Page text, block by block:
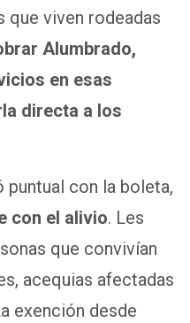
que viven rodeadas
Alumbrado,
en esas
directa a los
puntual con la boleta,
con el alivio. Les
que convivían
acequias afectadas
exención desde